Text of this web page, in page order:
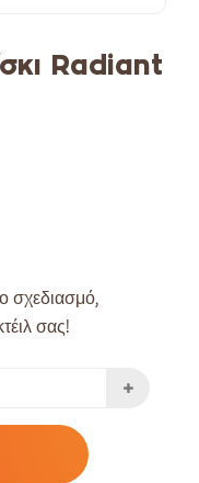
Radiant
σχεδιασμό,
σας!